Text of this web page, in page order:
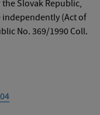
Slovak Republic,
(Act of
No. 369/1990 Coll.